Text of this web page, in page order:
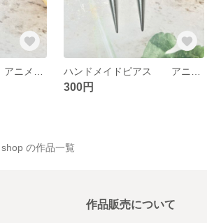
300円
の作品一覧
作品販売について